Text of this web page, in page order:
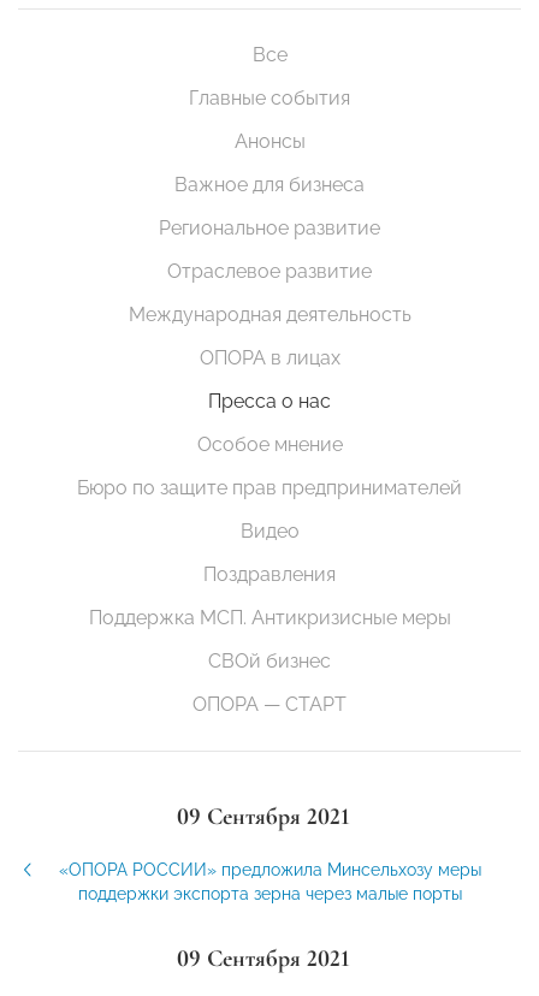
Все
Главные события
Анонсы
Важное для бизнеса
Региональное развитие
Отраслевое развитие
Международная деятельность
ОПОРА в лицах
Пресса о нас
Особое мнение
Бюро по защите прав предпринимателей
Видео
Поздравления
Поддержка МСП. Антикризисные меры
СВОй бизнес
ОПОРА — СТАРТ
09 Сентября 2021
«ОПОРА РОССИИ» предложила Минсельхозу меры
поддержки экспорта зерна через малые порты
09 Сентября 2021